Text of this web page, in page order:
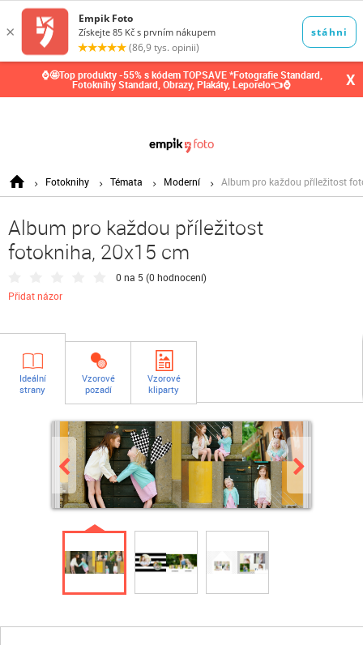
⌚🤩Top produkty -55% s kódem TOPSAVE *Fotografie Standard,
Fotoknihy Standard, Obrazy, Plakáty, Leporelo👈⌚ X
Fotoknihy Témata Moderní Album pro každou příležitost
Album pro každou příležitost
fotokniha, 20x15 cm
0 na 5 (0 hodnocení)
Přidat názor
Ideální
strany
Vzorové
pozadí
Vzorové
kliparty